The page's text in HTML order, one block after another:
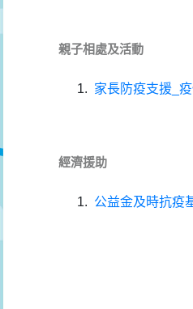
親子相處及活動
家長防疫支援_
經濟援助
公益金及時抗疫